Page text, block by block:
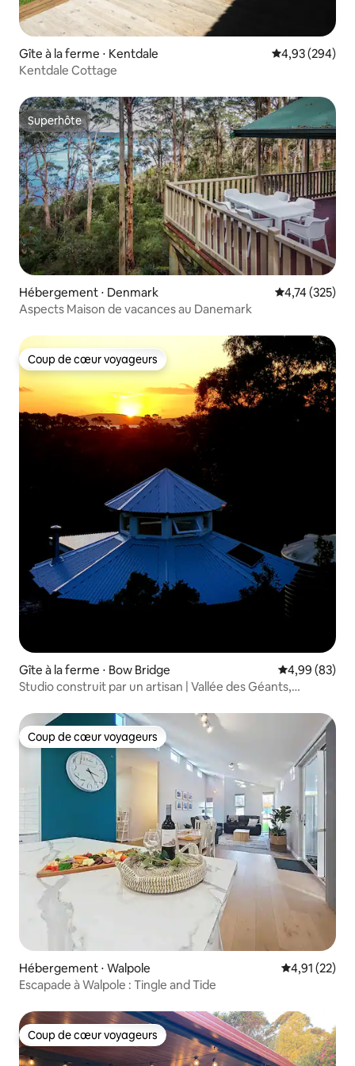
Gîte à la ferme ⋅ Kentdale Évaluation
4,93 (294)
Kentdale Cottage
Superhôte
Superhôte
Hébergement ⋅ Denmark Évaluation
4,74 (325)
Aspects Maison de vacances au Danemark
Coup de cœur voyageurs
Coup de cœur voyageurs
Gîte à la ferme ⋅ Bow Bridge Évaluation
4,99 (83)
Studio construit par un artisan | Vallée des Géants,
Coup de cœur voyageurs
Coup de cœur voyageurs
Hébergement ⋅ Walpole Évaluation
4,91 (22)
Escapade à Walpole : Tingle and Tide
Coup de cœur voyageurs
Coup de cœur voyageurs